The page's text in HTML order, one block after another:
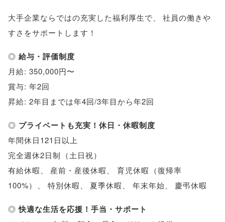
大手企業ならではの充実した福利厚生で、
社員の働きや
すさをサポートします！
◎ 給与・評価制度
月給: 350,000円〜
賞与: 年2回
昇給: 2年目までは年4回/3年目から年2回
◎ プライベートも充実！休日・休暇制度
年間休日121日以上
完全週休2日制 （土日祝）
有給休暇、 産前・産後休暇、 育児休暇 （復帰率
100%） 、 特別休暇、 夏季休暇、 年末年始、 慶弔休暇
◎快適な生活を応援！手当・サポート